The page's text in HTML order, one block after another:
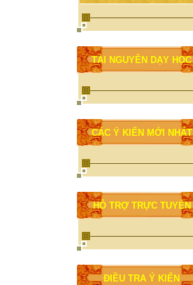
TÀI NGUYÊN DẠY HỌC
CÁC Ý KIẾN MỚI NHẤT
HỖ TRỢ TRỰC TUYẾN
ĐIỀU TRA Ý KIẾN